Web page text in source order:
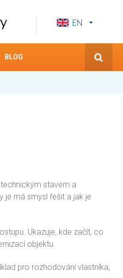
EN
BLOG
stavem a
je má smysl řešit a jak je
Ukazuje, kde začít, co
objektu.
pro rozhodování vlastníka,